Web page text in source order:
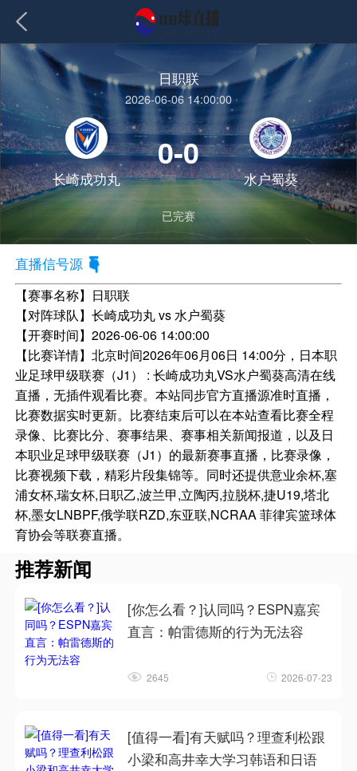
日职联
2026-06-06 14:00:00
长崎成功丸
0-0
水户蜀葵
已完赛
直播信号源
【赛事名称】 日职联
【对阵球队】长崎成功丸 vs 水户蜀葵
【开赛时间】2026-06-06 14:00:00
【比赛详情】北京时间2026年06月06日 14:00分，日本职
业足球甲级联赛（J1） : 长崎成功丸VS水户蜀葵高清在线
直播，无插件观看比赛。本站同步官方直播源准时直播，
比赛数据实时更新。比赛结束后可以在本站查看比赛全程
录像、比赛比分、赛事结果、赛事相关新闻报道，以及日
本职业足球甲级联赛（J1）的最新赛事直播，比赛录像，
比赛视频下载，精彩片段集锦等。同时还提供意业余杯,塞
浦女杯,瑞女杯,日职乙,波兰甲,立陶丙,拉脱杯,捷U19,塔北
杯,墨女LNBPF,俄学联RZD,东亚联,NCRAA 菲律宾篮球体
育协会等联赛直播。
推荐新闻
[你怎么看？]认同吗？ESPN嘉宾
直言：帕雷德斯的行为无法容
2645 2026-07-23
[值得一看]有天赋吗？理查利松跟
小梁和高井幸大学习韩语和日语